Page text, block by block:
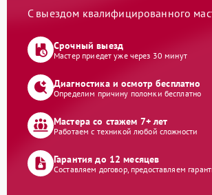
С выездом квалифицированного
Срочный выезд
Мастер приедет уже через 30 минут
Диагностика и осмотр бесплатно
Определим причину поломки бесплатно
Мастера со стажем 7+ лет
Работаем с техникой любой сложности
Гарантия до 12 месяцев
Составляем договор, предоставляем